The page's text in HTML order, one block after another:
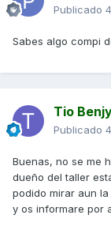
Publicado
Sabes algo compi
Tio
Publicado
Buenas, no se me
dueño del taller
podido mirar aun
y os informare por